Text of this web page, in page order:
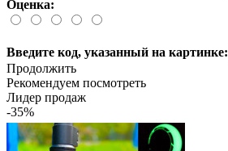
Оценка:
Введите код, указанный на картинке:
Продолжить
Рекомендуем посмотреть
Лидер продаж
-35%